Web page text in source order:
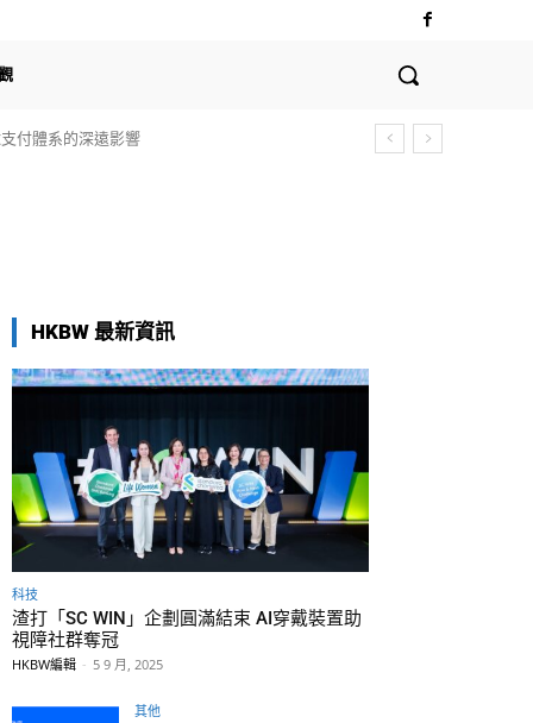
付體系的深遠影響
HKBW 最新資訊
科技
渣打「SC WIN」企劃圓滿結束 AI穿戴裝置助
視障社群奪冠
HKBW編輯 - 5 9 月, 2025
其他